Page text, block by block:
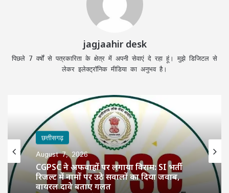
jagjaahir desk
पिछले 7 वर्षों से पत्रकारिता के क्षेत्र में अपनी सेवाएं दे रहा हूं। मुझे डिजिटल से
लेकर इलेक्ट्रॉनिक मीडिया का अनुभव है।
छत्तीसगढ़
August 7, 2026
CGPSC ने अफवाहों पर लगाया विराम: SI भर्ती
रिजल्ट में नामों पर उठे सवालों का दिया जवाब,
वायरल दावे बताए गलत